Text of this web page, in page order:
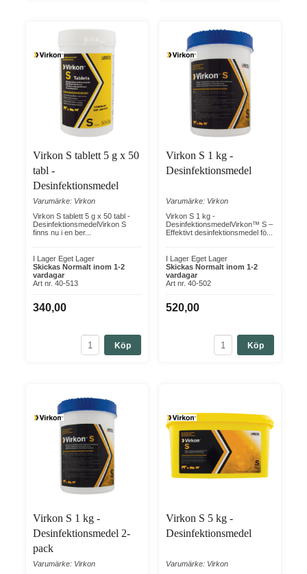
Virkon S tablett 5 g x 50
tabl -
Desinfektionsmedel
Varumärke: Virkon
Virkon S tablett 5 g x 50 tabl -
DesinfektionsmedelVirkon S
finns nu i en ber...
I Lager Eget Lager
Skickas Normalt inom 1-2
vardagar
Art nr. 40-513
340,00
Köp
Virkon S 1 kg -
Desinfektionsmedel
Varumärke: Virkon
Virkon S 1 kg -
DesinfektionsmedelVirkon™ S –
Effektivt desinfektionsmedel fö...
I Lager Eget Lager
Skickas Normalt inom 1-2
vardagar
Art nr. 40-502
520,00
Köp
Virkon S 1 kg -
Desinfektionsmedel 2-
pack
Varumärke: Virkon
Virkon S 5 kg -
Desinfektionsmedel
Varumärke: Virkon